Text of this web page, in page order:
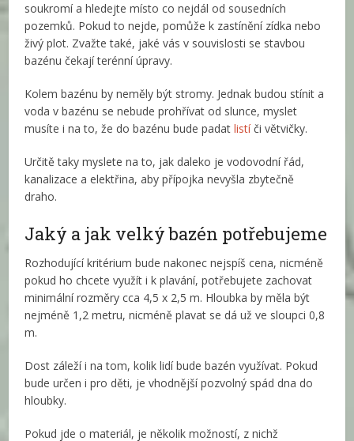
soukromí a hledejte místo co nejdál od sousedních
pozemků. Pokud to nejde, pomůže k zastínění zídka nebo
živý plot. Zvažte také, jaké vás v souvislosti se stavbou
bazénu čekají terénní úpravy.
Kolem bazénu by neměly být stromy. Jednak budou stínit a
voda v bazénu se nebude prohřívat od slunce, myslet
musíte i na to, že do bazénu bude padatlistíči větvičky.
Určitě taky myslete na to, jak daleko je vodovodní řád,
kanalizace a elektřina, aby přípojka nevyšla zbytečně
draho.
Jaký a jak velký bazén potřebujeme
Rozhodující kritérium bude nakonec nejspíš cena, nicméně
pokud ho chcete využít i k plavání, potřebujete zachovat
minimální rozměry cca 4,5 x 2,5 m. Hloubka by měla být
nejméně 1,2 metru, nicméně plavat se dá už ve sloupci 0,8
m.
Dost záleží i na tom, kolik lidí bude bazén využívat. Pokud
bude určen i pro děti, je vhodnější pozvolný spád dna do
hloubky.
Pokud jde o materiál, je několik možností, z nichž